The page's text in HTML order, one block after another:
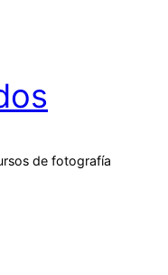
de fotografía